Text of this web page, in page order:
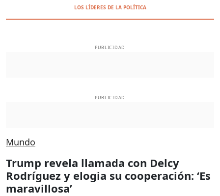
LOS LÍDERES DE LA POLÍTICA
PUBLICIDAD
PUBLICIDAD
Mundo
Trump revela llamada con Delcy
Rodríguez y elogia su cooperación: ‘Es
maravillosa’